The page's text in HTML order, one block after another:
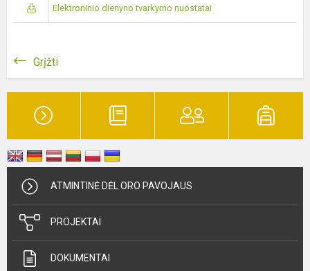
Elektroninio dienyno tvarkymo nuostatai
Grįžti
ATMINTINĖ DĖL ORO PAVOJAUS
PROJEKTAI
DOKUMENTAI